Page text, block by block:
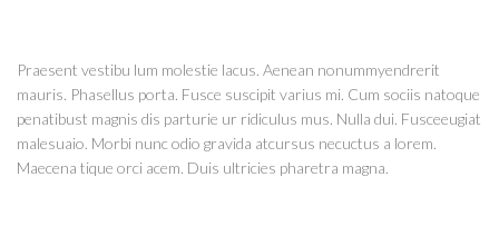
Praesent vestibu lum molestie lacus. Aenean nonummyendrerit
mauris. Phasellus porta. Fusce suscipit varius mi. Cum sociis natoque
penatibust magnis dis parturie ur ridiculus mus. Nulla dui. Fusceeugiat
malesuaio. Morbi nunc odio gravida atcursus necuctus a lorem.
Maecena tique orci acem. Duis ultricies pharetra magna.